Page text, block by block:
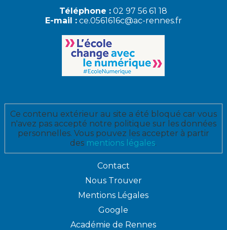
Téléphone : 02 97 56 61 18
E-mail : ce.0561616c@ac-rennes.fr
Ce contenu extérieur au site a été bloqué car vous
n'avez pas accepté notre politique sur les données
personnelles. Vous pouvez les accepter à partir
des mentions légales.
Contact
Nous Trouver
Mentions Légales
Google
Académie de Rennes